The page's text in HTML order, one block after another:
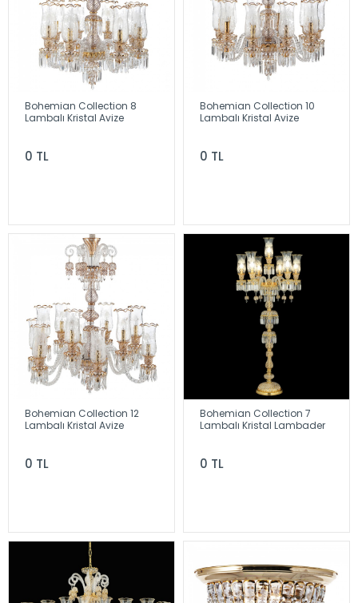
Bohemian Collection 8
Lambalı Kristal Avize
0 TL
Bohemian Collection 10
Lambalı Kristal Avize
0 TL
Bohemian Collection 12
Lambalı Kristal Avize
0 TL
Bohemian Collection 7
Lambalı Kristal Lambader
0 TL